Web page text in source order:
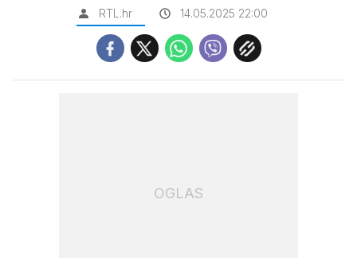
RTL.hr 14.05.2025 22:00
OGLAS